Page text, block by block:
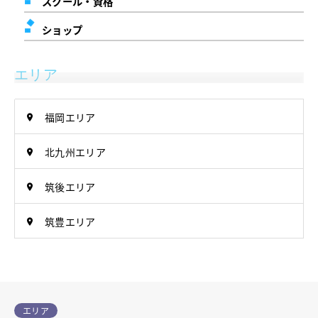
ショップ
エリア
福岡エリア
北九州エリア
筑後エリア
筑豊エリア
エリア